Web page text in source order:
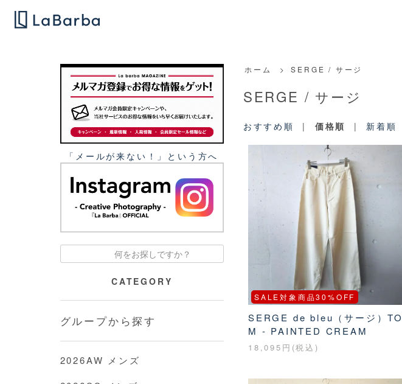
ホーム > SERGE / サージ
SERGE / サージ
おすすめ順 | 価格順 | 新着順
SALE対象商品30%OFF
SERGE de bleu（サージ）TO
M - PAINTED CREAM
18,095円(税込)
「メールが来ない！」という⽅へ
CATEGORY
グループから探す
2026AW メンズ